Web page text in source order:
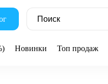
Новинки Топ продаж